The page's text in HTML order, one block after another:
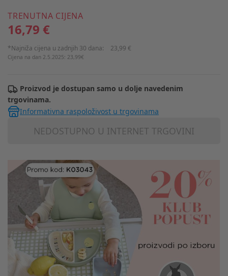
TRENUTNA CIJENA
16,79 €
*Najniža cijena u zadnjih 30 dana: 23,99 €
Cijena na dan 2.5.2025: 23,99€
Proizvod je dostupan samo u dolje navedenim
trgovinama.
Informativna raspoloživost u trgovinama
NEDOSTUPNO U INTERNET TRGOVINI